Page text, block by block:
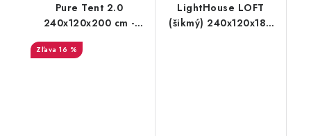
Pure Tent 2.0
240x120x200 cm -
pestovateľský stan
16 %
LightHouse LOFT
(šikmý) 240x120x180